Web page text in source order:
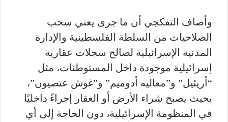
وأضاف التفكجي أن ما جرى يعني سحب
الصلاحيات من السلطة الفلسطينية والإدارة
المدنية الإسرائيلية لصالح سجلات عقارية
إسرائيلية موجودة داخل المستوطنات، مثل
“أريئيل” و”معاليه أدوميم” و”غوش عتصيون”،
بحيث يصبح شراء الأرض أو العقار إجراءً داخليًا
في المنظومة الإسرائيلية، دون الحاجة إلى أي